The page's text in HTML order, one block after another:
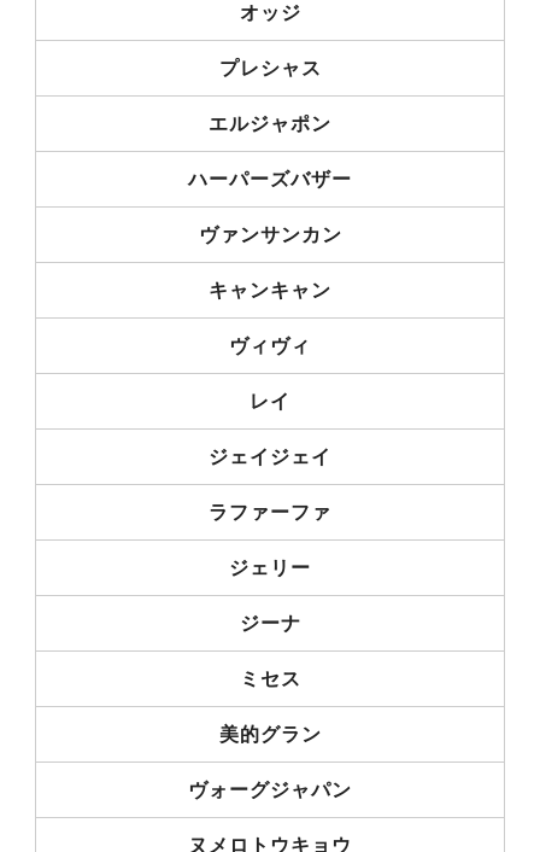
オッジ
プレシャス
エルジャポン
ハーパーズバザー
ヴァンサンカン
キャンキャン
ヴィヴィ
レイ
ジェイジェイ
ラファーファ
ジェリー
ジーナ
ミセス
美的グラン
ヴォーグジャパン
ヌメロトウキョウ